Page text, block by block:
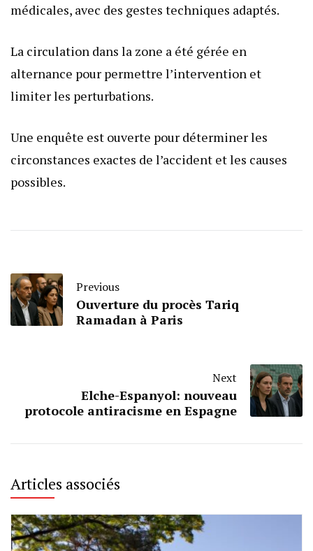
médicales, avec des gestes techniques adaptés.
La circulation dans la zone a été gérée en
alternance pour permettre l’intervention et
limiter les perturbations.
Une enquête est ouverte pour déterminer les
circonstances exactes de l’accident et les causes
possibles.
Previous
Ouverture du procès Tariq
Ramadan à Paris
Next
Elche-Espanyol: nouveau
protocole antiracisme en Espagne
Articles associés